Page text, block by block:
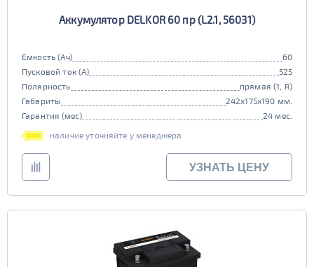
Аккумулятор DELKOR 60 пр (L2.1, 56031)
Емкость (Ач)
60
Пусковой ток (А)
525
Полярность
прямая (1, R)
Габариты
242x175x190 мм.
Гарантия (мес)
24 мес.
наличие уточняйте у менеджера
УЗНАТЬ ЦЕНУ